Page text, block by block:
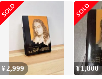
の知恵 新刊
¥ 2,999 ¥1,800